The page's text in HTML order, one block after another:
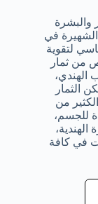
والبشرة
في
لتقوية
من ثمار
الهندي،
الثمار
من
للجسم،
في كافة